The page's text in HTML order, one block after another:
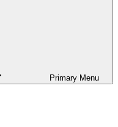
Primary Menu